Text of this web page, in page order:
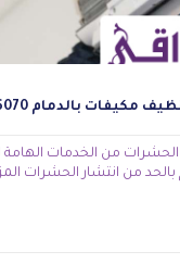
مكيفات بالدمام 0502006070
من الخدمات الهامة
من انتشار الحشرات